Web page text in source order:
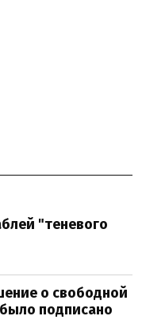
"теневого
о свободной
подписано